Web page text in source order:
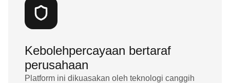
Kebolehpercayaan bertaraf
perusahaan
Platform ini dikuasakan oleh teknologi canggih